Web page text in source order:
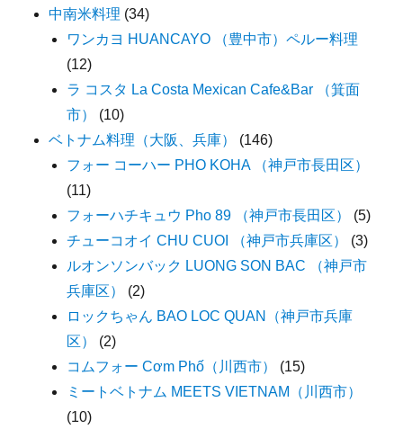
中南米料理 (34)
ワンカヨ HUANCAYO （豊中市）ペルー料理
(12)
ラ コスタ La Costa Mexican Cafe&Bar （箕面
市）
(10)
ベトナム料理（大阪、兵庫）
(146)
フォー コーハー PHO KOHA （神戸市長田区）
(11)
フォーハチキュウ Pho 89 （神戸市長田区）
(5)
チューコオイ CHU CUOI （神戸市兵庫区）
(3)
ルオンソンバック LUONG SON BAC （神戸市
兵庫区）
(2)
ロックちゃん BAO LOC QUAN（神戸市兵庫
区）
(2)
コムフォー Cơm Phố（川西市）
(15)
ミートベトナム MEETS VIETNAM（川西市）
(10)